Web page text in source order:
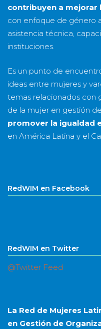
contribuyen a mejorar
con enfoque de género
asistencia técnica,
instituciones.
Es un punto de
ideas entre mujeres y
temas relacionados con
de la mujer en gestión
promover la igualdad
en América Latina y el
RedWIM en Facebook
RedWIM en Twitter
@Twitter Feed
La Red de Mujeres
en Gestión de